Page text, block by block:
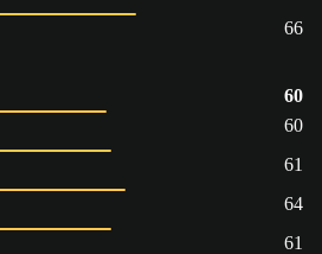
66
60
60
61
64
61